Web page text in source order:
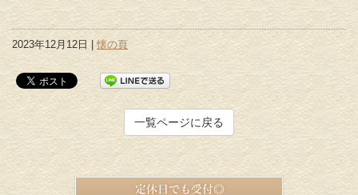
2023年12月12日 |懐の頁
一覧ページに戻る